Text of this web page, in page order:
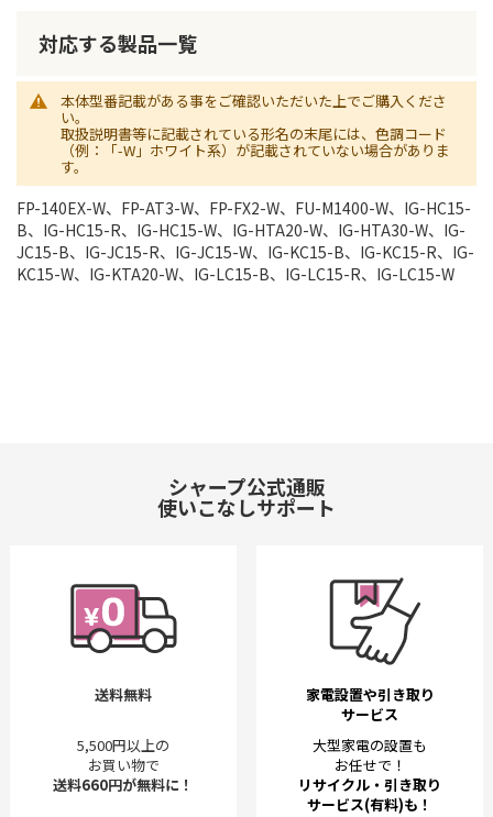
対応する製品一覧
本体型番記載がある事をご確認いただいた上でご購入くださ
い。
取扱説明書等に記載されている形名の末尾には、色調コード
（例：「-W」ホワイト系）が記載されていない場合がありま
す。
FP-140EX-W、FP-AT3-W、FP-FX2-W、FU-M1400-W、IG-HC15-
B、IG-HC15-R、IG-HC15-W、IG-HTA20-W、IG-HTA30-W、IG-
JC15-B、IG-JC15-R、IG-JC15-W、IG-KC15-B、IG-KC15-R、IG-
KC15-W、IG-KTA20-W、IG-LC15-B、IG-LC15-R、IG-LC15-W
シャープ公式通販
使いこなしサポート
送料無料
5,500円以上の
お買い物で
送料660円が無料に！
家電設置や引き取り
サービス
大型家電の設置も
お任せで！
リサイクル・引き取り
サービス(有料)も！